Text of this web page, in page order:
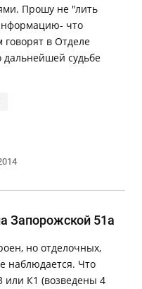
Прошу не "лить
что
говорят в Отделе
дальнейшей судьбе
Запорожской 51а
но отделочных,
наблюдается. Что
или К1 (возведены 4